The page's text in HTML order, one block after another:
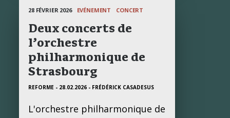
28 FÉVRIER 2026 EVÉNEMENT CONCERT
Deux concerts de
l’orchestre
philharmonique de
Strasbourg
REFORME - 28.02.2026 - FRÉDÉRICK CASADESUS
L'orchestre philharmonique de